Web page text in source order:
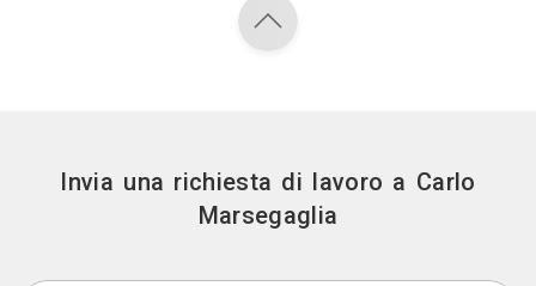
Invia una richiesta di lavoro a Carlo
Marsegaglia